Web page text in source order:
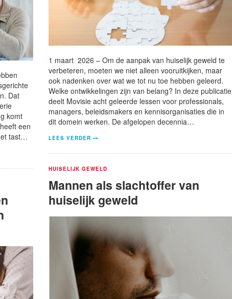
Dat
komt
een
tast…
1 maart 2026 – Om de aanpak van huiselijk geweld te
verbeteren, moeten we niet alleen vooruitkijken, maar
ook nadenken over wat we tot nu toe hebben geleerd.
Welke ontwikkelingen zijn van belang? In deze publicatie
deelt Movisie acht geleerde lessen voor professionals,
managers, beleidsmakers en kennisorganisaties die in
dit domein werken. De afgelopen decennia…
LEES VERDER
HUISELIJK GEWELD
Mannen als slachtoffer van
huiselijk geweld